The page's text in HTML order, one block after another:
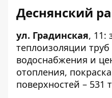
Деснянский
ул. Градинская, 11:
теплоизоляции труб
водоснабжения и
отопления,
поверхностей – 531